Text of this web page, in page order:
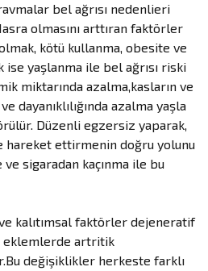
bel ağrısı nedenlieri
olmasını arttıran faktörler
kötü kullanma, obesite ve
ise yaşlanma ile bel ağrısı riski
miktarında azalma,kasların ve
dayanıklılığında azalma yaşla
Düzenli egzersiz yaparak,
hareket ettirmenin doğru yolunu
sigaradan kaçınma ile bu
ve kalıtımsal faktörler dejeneratif
eklemlerde artritik
değişiklikler herkeste farklı